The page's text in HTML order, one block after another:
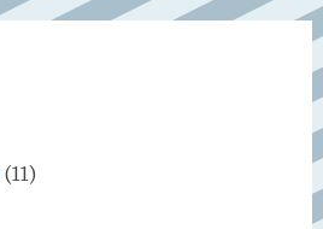
(11)